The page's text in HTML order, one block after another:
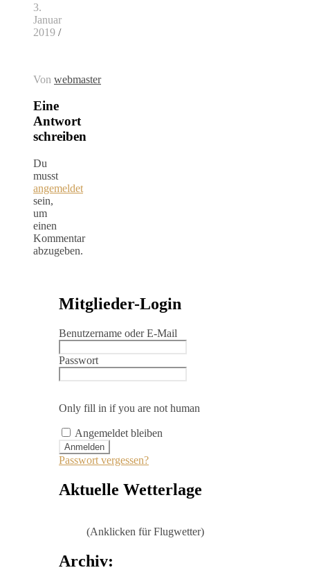
3.
Januar
2019 /
Von webmaster
Eine
Antwort
schreiben
Du
musst
angemeldet
sein,
um
einen
Kommentar
abzugeben.
Mitglieder-Login
Benutzername oder E-Mail
Passwort
Only fill in if you are not human
Angemeldet bleiben
Passwort vergessen?
Aktuelle Wetterlage
(Anklicken für Flugwetter)
Archiv: